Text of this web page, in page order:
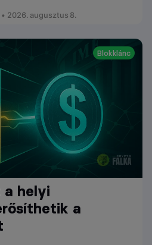
2026. augusztus 8.
Blokklánc
a helyi
a